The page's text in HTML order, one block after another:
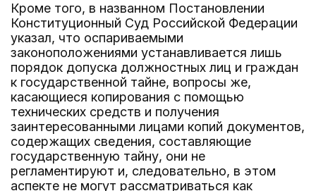
Кроме того, в названном Постановлении
Конституционный Суд Российской Федерации
указал, что оспариваемыми
законоположениями устанавливается лишь
порядок допуска должностных лиц и граждан
к государственной тайне, вопросы же,
касающиеся копирования с помощью
технических средств и получения
заинтересованными лицами копий документов,
содержащих сведения, составляющие
государственную тайну, они не
регламентируют и, следовательно, в этом
аспекте не могут рассматриваться как